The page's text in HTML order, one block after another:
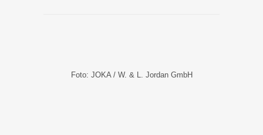
Foto: JOKA / W. & L. Jordan GmbH